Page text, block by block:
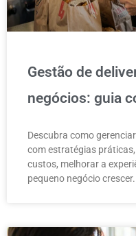
Gestão de
negócios: guia
Descubra como
com estratégias
custos, melhorar a
pequeno negócio crescer.